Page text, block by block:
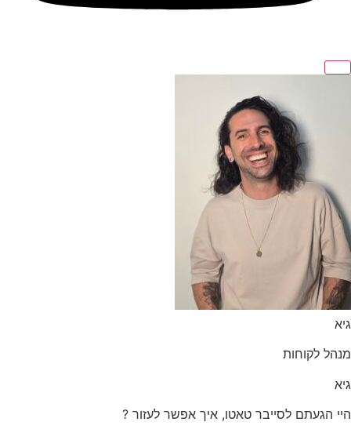
לקוחות
הגעתם לסייבר טאטו, איך אפשר לעזור ?